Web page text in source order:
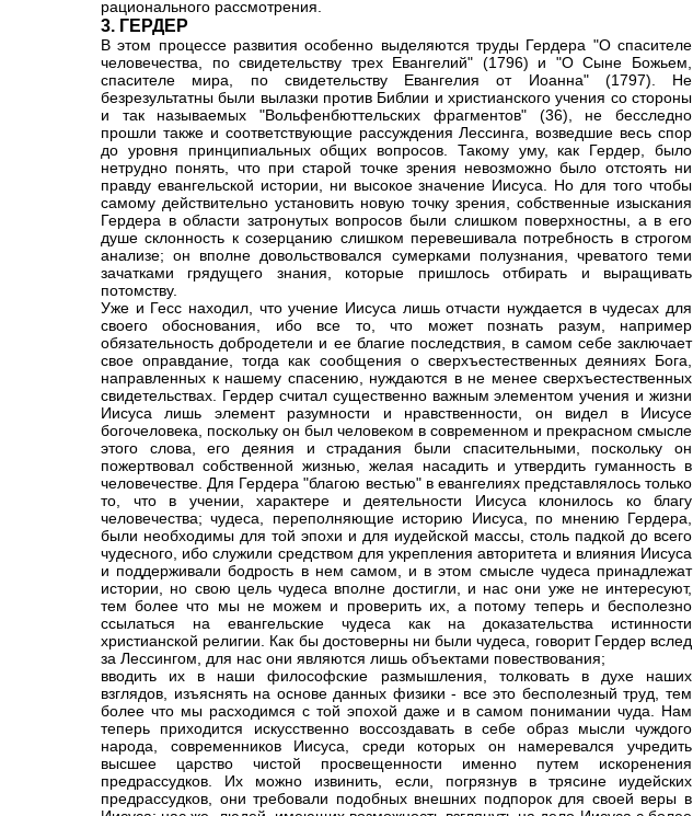
рационального рассмотрения.
3. ГЕРДЕР
В этом процессе развития особенно выделяются труды Гердера "О спасителе
человечества, по свидетельству трех Евангелий" (1796) и "О Сыне Божьем,
спасителе мира, по свидетельству Евангелия от Иоанна" (1797). Не
безрезультатны были вылазки против Библии и христианского учения со стороны
и так называемых "Вольфенбюттельских фрагментов" (36), не бесследно
прошли также и соответствующие рассуждения Лессинга, возведшие весь спор
до уровня принципиальных общих вопросов. Такому уму, как Гердер, было
нетрудно понять, что при старой точке зрения невозможно было отстоять ни
правду евангельской истории, ни высокое значение Иисуса. Но для того чтобы
самому действительно установить новую точку зрения, собственные изыскания
Гердера в области затронутых вопросов были слишком поверхностны, а в его
душе склонность к созерцанию слишком перевешивала потребность в строгом
анализе; он вполне довольствовался сумерками полузнания, чреватого теми
зачатками грядущего знания, которые пришлось отбирать и выращивать
потомству.
Уже и Гесс находил, что учение Иисуса лишь отчасти нуждается в чудесах для
своего обоснования, ибо все то, что может познать разум, например
обязательность добродетели и ее благие последствия, в самом себе заключает
свое оправдание, тогда как сообщения о сверхъестественных деяниях Бога,
направленных к нашему спасению, нуждаются в не менее сверхъестественных
свидетельствах. Гердер считал существенно важным элементом учения и жизни
Иисуса лишь элемент разумности и нравственности, он видел в Иисусе
богочеловека, поскольку он был человеком в современном и прекрасном смысле
этого слова, его деяния и страдания были спасительными, поскольку он
пожертвовал собственной жизнью, желая насадить и утвердить гуманность в
человечестве. Для Гердера "благою вестью" в евангелиях представлялось только
то, что в учении, характере и деятельности Иисуса клонилось ко благу
человечества; чудеса, переполняющие историю Иисуса, по мнению Гердера,
были необходимы для той эпохи и для иудейской массы, столь падкой до всего
чудесного, ибо служили средством для укрепления авторитета и влияния Иисуса
и поддерживали бодрость в нем самом, и в этом смысле чудеса принадлежат
истории, но свою цель чудеса вполне достигли, и нас они уже не интересуют,
тем более что мы не можем и проверить их, а потому теперь и бесполезно
ссылаться на евангельские чудеса как на доказательства истинности
христианской религии. Как бы достоверны ни были чудеса, говорит Гердер вслед
за Лессингом, для нас они являются лишь объектами повествования;
вводить их в наши философские размышления, толковать в духе наших
взглядов, изъяснять на основе данных физики - все это бесполезный труд, тем
более что мы расходимся с той эпохой даже и в самом понимании чуда. Нам
теперь приходится искусственно воссоздавать в себе образ мысли чуждого
народа, современников Иисуса, среди которых он намеревался учредить
высшее царство чистой просвещенности именно путем искоренения
предрассудков. Их можно извинить, если, погрязнув в трясине иудейских
предрассудков, они требовали подобных внешних подпорок для своей веры в